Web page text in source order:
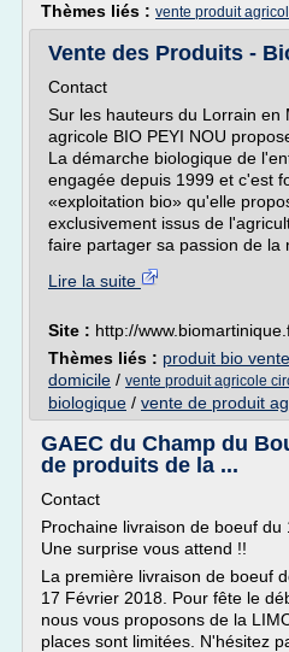
Thèmes liés : vente produit
Vente des Produits -
Contact
Sur les hauteurs du Lorrain en
agricole BIO PEYI NOU
La démarche biologique de
engagée depuis 1999 et c'est
«exploitation bio» qu'elle
exclusivement issus de
faire partager sa passion de la
Lire la suite
Site : http://
Thèmes liés : produit bio vente
domicile / vente produit agricole
biologique / vente de produit
GAEC du Champ du
de produits de la ...
Contact
Prochaine livraison de boeuf
Une surprise vous attend !!
La première livraison de boeuf
17 Février 2018. Pour fête le
nous vous proposons de la
places sont limitées. N'hésitez